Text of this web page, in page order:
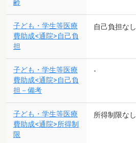
齢
子ども・学生等医療
費助成<通院>自己負
担
自己負担なし
子ども・学生等医療
費助成<通院>自己負
担－備考
-
子ども・学生等医療
費助成<通院>所得制
限
所得制限なし